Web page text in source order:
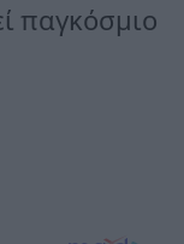
παγκόσμιο